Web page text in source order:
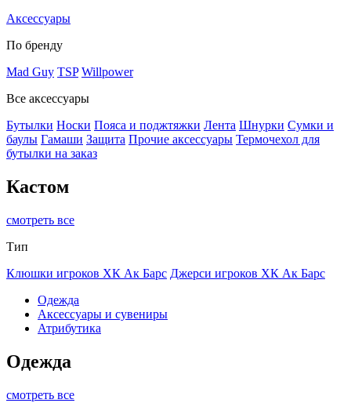
Аксессуары
По бренду
Mad Guy TSP Willpower
Все аксессуары
Бутылки Носки Пояса и поджтяжки Лента Шнурки Сумки и
баулы Гамаши Защита Прочие аксессуары Термочехол для
бутылки на заказ
Кастом
смотреть все
Тип
Клюшки игроков ХК Ак Барс Джерси игроков ХК Ак Барс
Одежда
Аксессуары и сувениры
Атрибутика
Одежда
смотреть все